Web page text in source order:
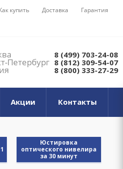
купить Доставка Гарантия
8 (499) 703-24-08
Петербург 8 (812) 309-54-07
8 (800) 333-27-29
Акции Контакты
Юстировка
оптического нивелира
за 30 минут